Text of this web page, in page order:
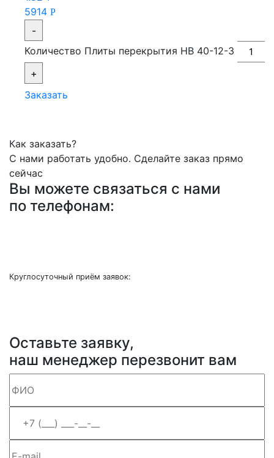
5914 Р
-
Количество Плиты перекрытия НВ 40-12-3
+
Заказать
Как заказать?
С нами работать удобно. Сделайте заказ прямо
сейчас
Вы можете связаться с нами
по телефонам:
Круглосуточный приём заявок:
Оставьте заявку,
наш менеджер перезвонит вам